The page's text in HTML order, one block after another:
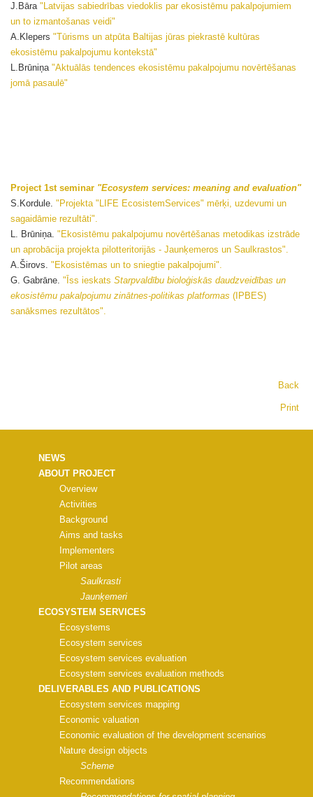
J.Bāra "Latvijas sabiedrības viedoklis par ekosistēmu pakalpojumiem
un to izmantošanas veidi"
A.Klepers "Tūrisms un atpūta Baltijas jūras piekrastē kultūras
ekosistēmu pakalpojumu kontekstā"
L.Brūniņa "Aktuālās tendences ekosistēmu pakalpojumu novērtēšanas
jomā pasaulē"
Project 1st seminar "Ecosystem services: meaning and evaluation"
S.Kordule. "Projekta "LIFE EcosistemServices" mērķi, uzdevumi un
sagaidāmie rezultāti".
L. Brūniņa. "Ekosistēmu pakalpojumu novērtēšanas metodikas izstrāde
un aprobācija projekta pilotteritorijās - Jaunķemeros un Saulkrastos".
A.Širovs. "Ekosistēmas un to sniegtie pakalpojumi".
G. Gabrāne. "Īss ieskats Starpvaldību bioloģiskās daudzveidības un
ekosistēmu pakalpojumu zinātnes-politikas platformas (IPBES)
sanāksmes rezultātos".
Back
Print
NEWS
ABOUT PROJECT
Overview
Activities
Background
Aims and tasks
Implementers
Pilot areas
Saulkrasti
Jaunķemeri
ECOSYSTEM SERVICES
Ecosystems
Ecosystem services
Ecosystem services evaluation
Ecosystem services evaluation methods
DELIVERABLES AND PUBLICATIONS
Ecosystem services mapping
Economic valuation
Economic evaluation of the development scenarios
Nature design objects
Scheme
Recommendations